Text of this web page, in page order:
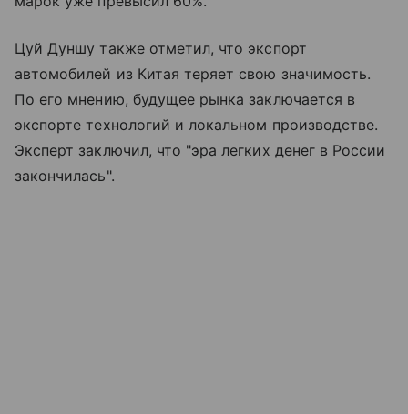
Цуй Дуншу также отметил, что экспорт
автомобилей из Китая теряет свою значимость.
По его мнению, будущее рынка заключается в
экспорте технологий и локальном производстве.
Эксперт заключил, что "эра легких денег в России
закончилась".